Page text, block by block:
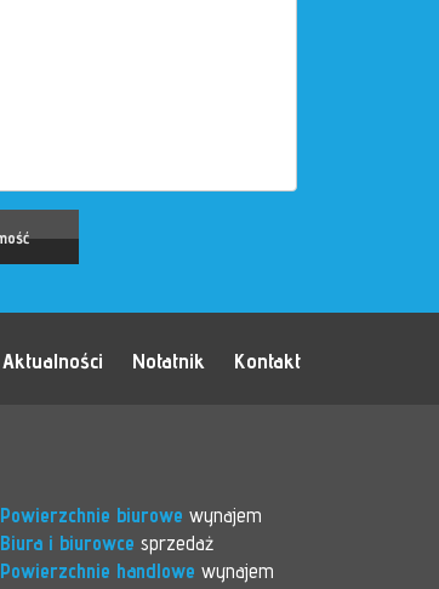
Aktualności Notatnik Kontakt
Powierzchnie biurowe wynajem
Biura i biurowce sprzedaż
Powierzchnie handlowe wynajem